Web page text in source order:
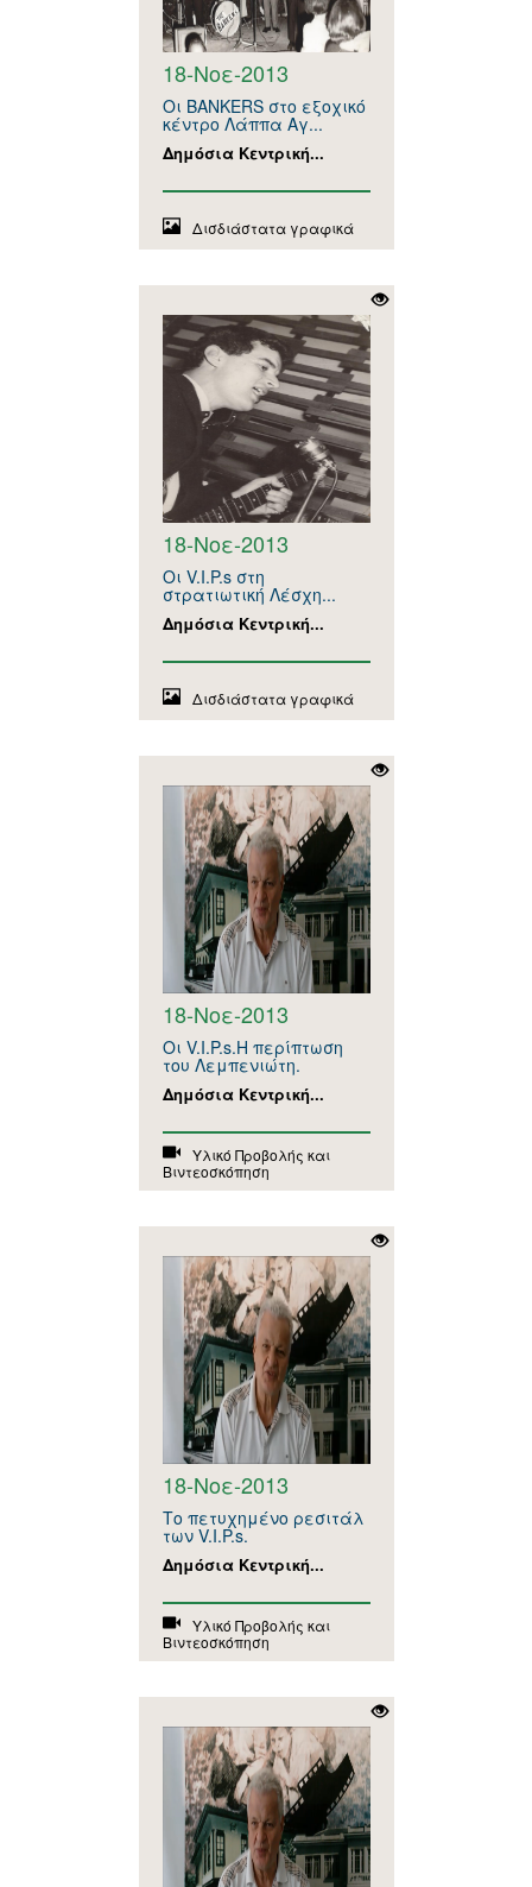
18-Νοε-2013
Οι BANKERS στο εξοχικό
κέντρο Λάππα Αγ...
Δημόσια Κεντρική...
Δισδιάστατα γραφικά
18-Νοε-2013
Οι V.I.P.s στη
στρατιωτική Λέσχη...
Δημόσια Κεντρική...
Δισδιάστατα γραφικά
18-Νοε-2013
Οι V.I.P.s.Η περίπτωση
του Λεμπενιώτη.
Δημόσια Κεντρική...
Υλικό Προβολής και
Βιντεοσκόπηση
18-Νοε-2013
Το πετυχημένο ρεσιτάλ
των V.I.P.s.
Δημόσια Κεντρική...
Υλικό Προβολής και
Βιντεοσκόπηση